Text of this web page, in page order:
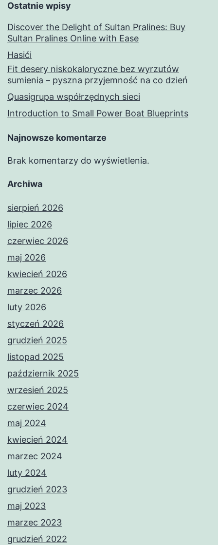
Ostatnie wpisy
Discover the Delight of Sultan Pralines: Buy
Sultan Pralines Online with Ease
Hasići
Fit desery niskokaloryczne bez wyrzutów
sumienia – pyszna przyjemność na co dzień
Quasigrupa współrzędnych sieci
Introduction to Small Power Boat Blueprints
Najnowsze komentarze
Brak komentarzy do wyświetlenia.
Archiwa
sierpień 2026
lipiec 2026
czerwiec 2026
maj 2026
kwiecień 2026
marzec 2026
luty 2026
styczeń 2026
grudzień 2025
listopad 2025
październik 2025
wrzesień 2025
czerwiec 2024
maj 2024
kwiecień 2024
marzec 2024
luty 2024
grudzień 2023
maj 2023
marzec 2023
grudzień 2022